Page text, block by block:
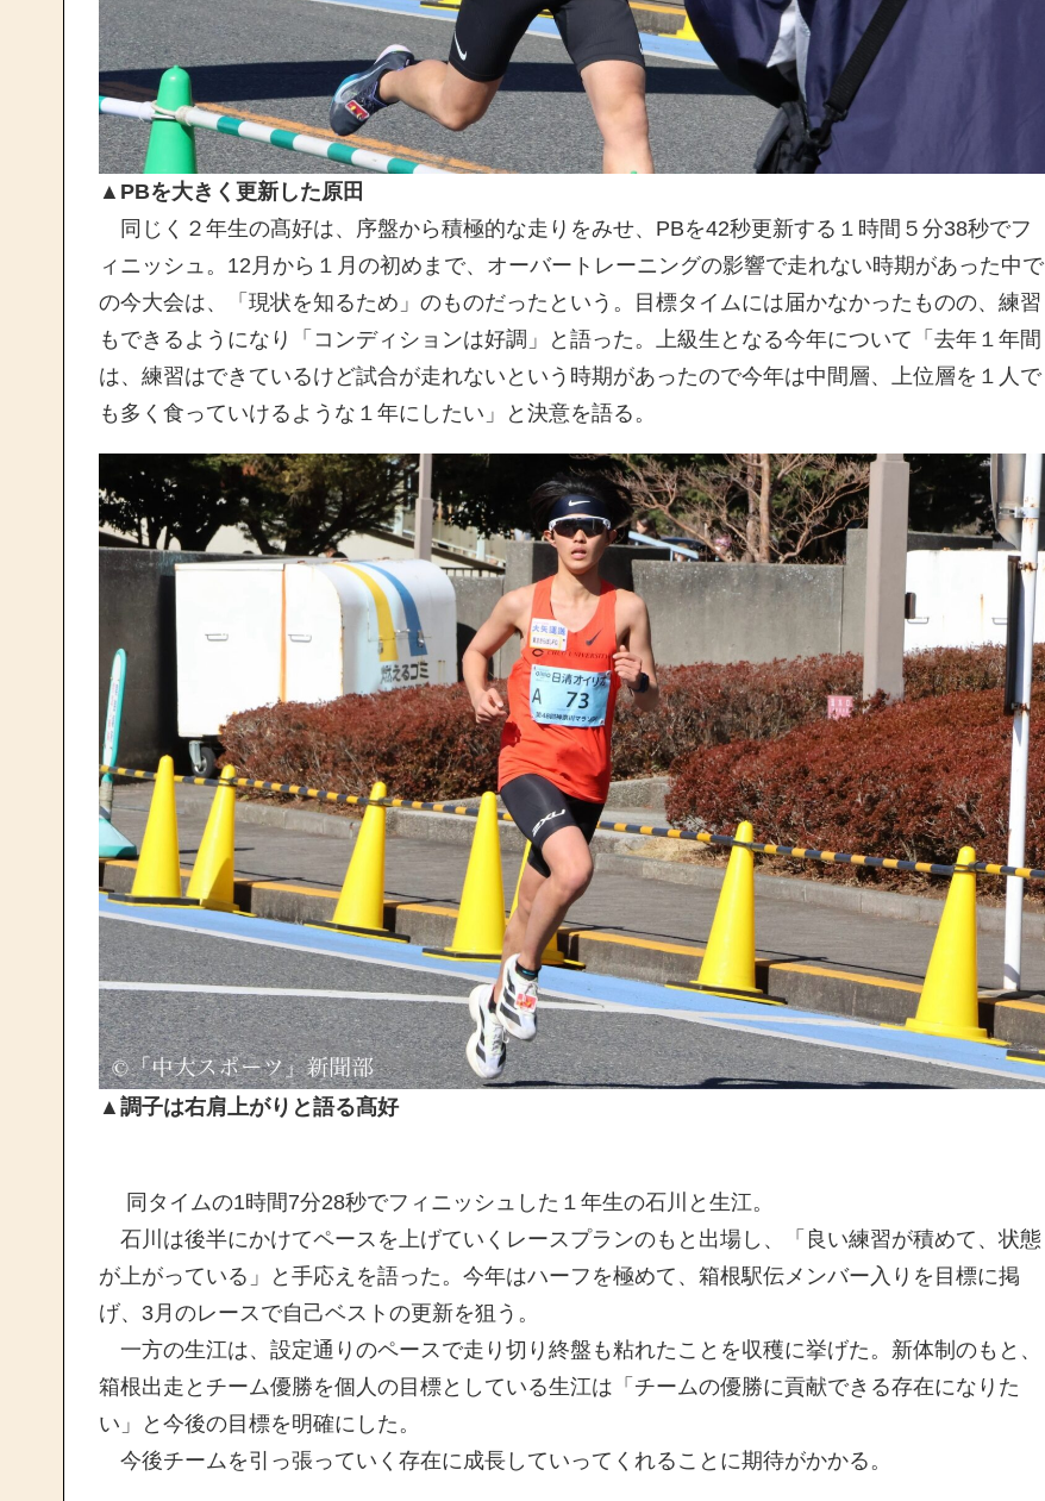
▲PBを大きく更新した原田
同じく２年生の髙好は、序盤から積極的な走りをみせ、PBを42秒更新する１時間５分38秒でフ
ィニッシュ。12月から１月の初めまで、オーバートレーニングの影響で走れない時期があった中で
の今大会は、「現状を知るため」のものだったという。目標タイムには届かなかったものの、練習
もできるようになり「コンディションは好調」と語った。上級生となる今年について「去年１年間
は、練習はできているけど試合が走れないという時期があったので今年は中間層、上位層を１人で
も多く食っていけるような１年にしたい」と決意を語る。
▲調子は右肩上がりと語る髙好
同タイムの1時間7分28秒でフィニッシュした１年生の石川と生江。
石川は後半にかけてペースを上げていくレースプランのもと出場し、「良い練習が積めて、状態
が上がっている」と手応えを語った。今年はハーフを極めて、箱根駅伝メンバー入りを目標に掲
げ、3月のレースで自己ベストの更新を狙う。
一方の生江は、設定通りのペースで走り切り終盤も粘れたことを収穫に挙げた。新体制のもと、
箱根出走とチーム優勝を個人の目標としている生江は「チームの優勝に貢献できる存在になりた
い」と今後の目標を明確にした。
今後チームを引っ張っていく存在に成長していってくれることに期待がかかる。